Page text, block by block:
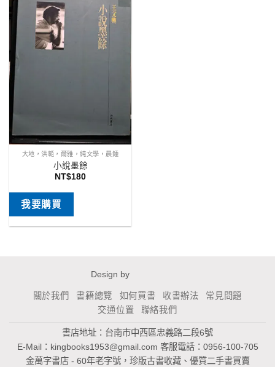
大地，洪範，爾雅，純文學，晨鍾
小說墨餘
NT$180
我要購買
Design by
關於我們 書籍總覽 如何買書 收書辦法
常見問題
交通位置
聯絡我們
書店地址：台南市中西區忠義路二段6號
E-Mail： kingbooks1953@gmail.com 客服電話：0956-100-705
金萬字書店 - 60年老字號，珍版古書收藏、優質二手書買賣